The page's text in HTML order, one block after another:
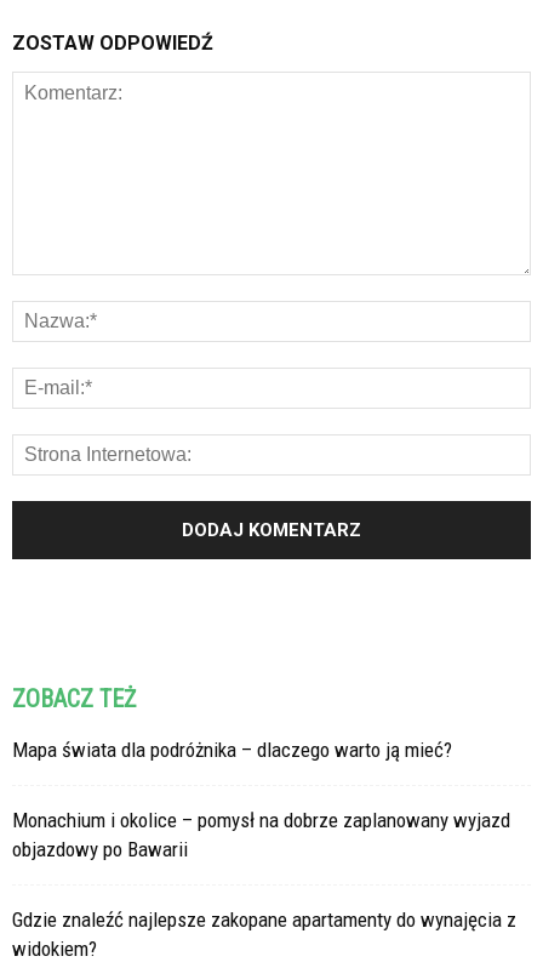
ZOSTAW ODPOWIEDŹ
ZOBACZ TEŻ
Mapa świata dla podróżnika – dlaczego warto ją mieć?
Monachium i okolice – pomysł na dobrze zaplanowany wyjazd
objazdowy po Bawarii
Gdzie znaleźć najlepsze zakopane apartamenty do wynajęcia z
widokiem?